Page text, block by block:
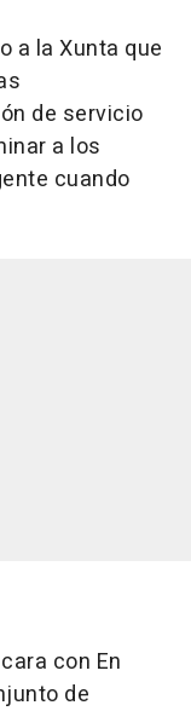
a la Xunta que
de servicio
a los
cuando
con En
de